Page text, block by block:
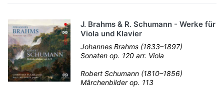
J. Brahms & R. Schumann - Werke für
Viola und Klavier
Johannes Brahms (1833–1897)
Sonaten op. 120 arr. Viola
Robert Schumann (1810–1856)
Märchenbilder op. 113